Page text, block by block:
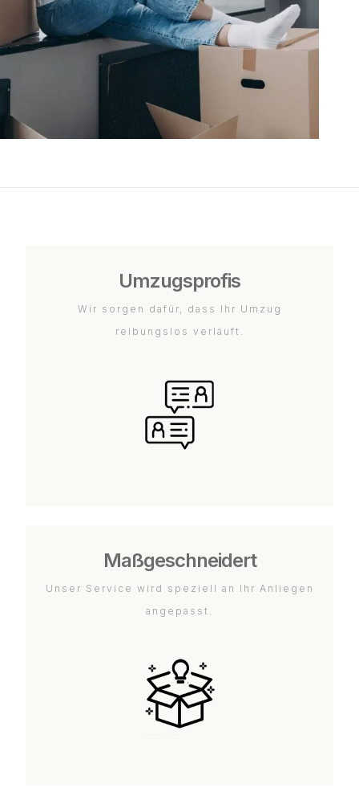
Umzugsprofis
Wir sorgen dafür, dass Ihr Umzug
reibungslos verläuft.
Maßgeschneidert
Unser Service wird speziell an Ihr Anliegen
angepasst.